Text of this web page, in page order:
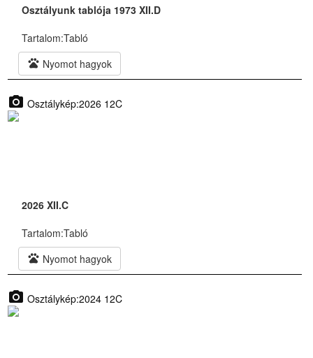
Osztályunk tablója 1973 XII.D
Tartalom:Tabló
pets Nyomot hagyok
photo_camera Osztálykép:2026 12C
2026 XII.C
Tartalom:Tabló
pets Nyomot hagyok
photo_camera Osztálykép:2024 12C